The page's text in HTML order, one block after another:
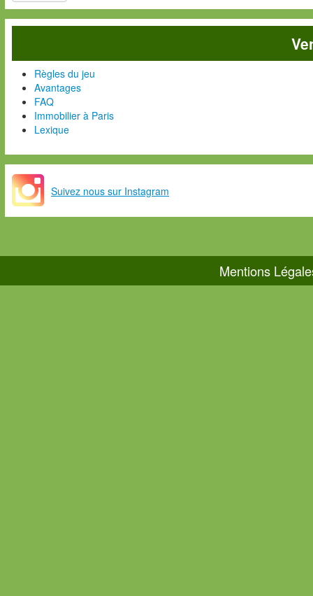
Règles du jeu
Avantages
FAQ
Immobilier à Paris
Lexique
Suivez nous sur Instagram
Mentions